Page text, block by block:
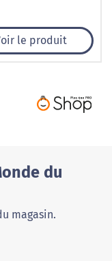
le produit
du
magasin.